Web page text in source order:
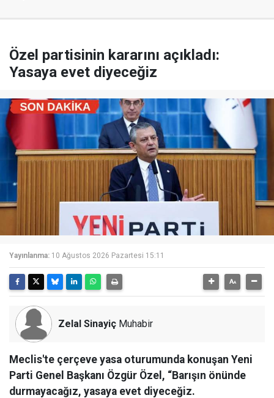
Özel partisinin kararını açıkladı:
Yasaya evet diyeceğiz
Yayınlanma: 10 Ağustos 2026 Pazartesi 15:11
Zelal Sinayiç Muhabir
Meclis'te çerçeve yasa oturumunda konuşan Yeni
Parti Genel Başkanı Özgür Özel, “Barışın önünde
durmayacağız, yasaya evet diyeceğiz.